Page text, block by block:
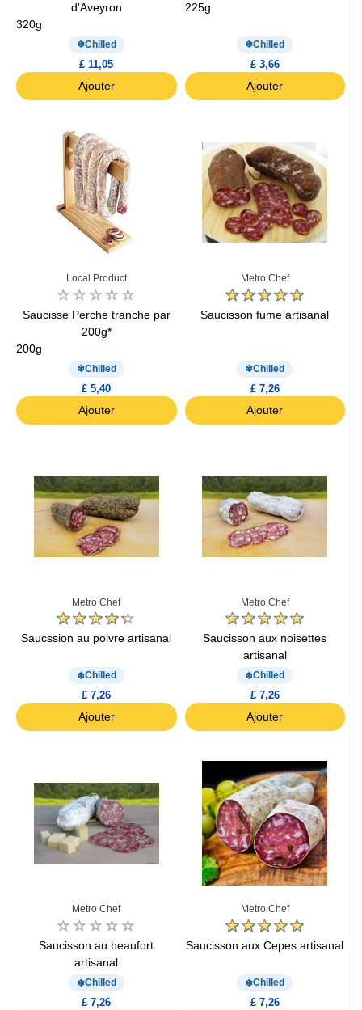
d'Aveyron
320g
Chilled
£ 11,05
Ajouter
225g
Chilled
£ 3,66
Ajouter
Local Product
Saucisse Perche tranche par
200g*
200g
Chilled
£ 5,40
Ajouter
Metro Chef
Saucisson fume artisanal
Chilled
£ 7,26
Ajouter
Metro Chef
Saucssion au poivre artisanal
Chilled
£ 7,26
Ajouter
Metro Chef
Saucisson aux noisettes
artisanal
Chilled
£ 7,26
Ajouter
Metro Chef
Saucisson au beaufort
artisanal
Chilled
£ 7,26
Metro Chef
Saucisson aux Cepes artisanal
Chilled
£ 7,26